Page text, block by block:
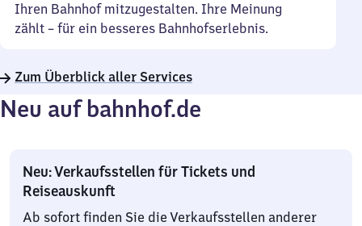
Ihren Bahnhof mitzugestalten. Ihre Meinung
zählt – für ein besseres Bahnhofserlebnis.
Zum Überblick aller Services
Neu auf bahnhof.de
Neu: Verkaufsstellen für Tickets und
Reiseauskunft
Ab sofort finden Sie die Verkaufsstellen anderer